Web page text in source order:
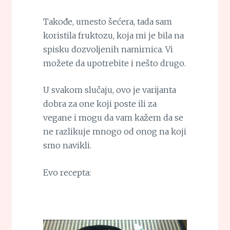
Takođe, umesto šećera, tada sam
koristila fruktozu, koja mi je bila na
spisku dozvoljenih namirnica. Vi
možete da upotrebite i nešto drugo.
U svakom slučaju, ovo je varijanta
dobra za one koji poste ili za
vegane i mogu da vam kažem da se
ne razlikuje mnogo od onog na koji
smo navikli.
Evo recepta: